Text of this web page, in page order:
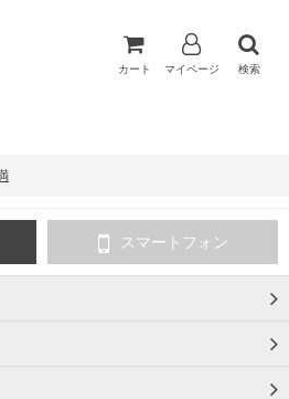
カート マイページ 検索
スマートフォン